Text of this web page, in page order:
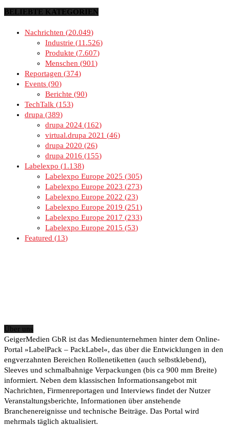
BELIEBTE KATEGORIEN
Nachrichten
20.049
Industrie
11.526
Produkte
7.607
Menschen
901
Reportagen
374
Events 90
Berichte
90
TechTalk
153
drupa
389
drupa 2024
162
virtual.drupa 2021
46
drupa 2020
26
drupa 2016
155
Labelexpo
1.138
Labelexpo Europe 2025
305
Labelexpo Europe 2023
273
Labelexpo Europe 2022
23
Labelexpo Europe 2019
251
Labelexpo Europe 2017
233
Labelexpo Europe 2015
53
Featured
13
Über uns
GeigerMedien GbR ist das Medienunternehmen hinter dem Online-
Portal »LabelPack – PackLabel«, das über die Entwicklungen in den
engverzahnten Bereichen Rollenetiketten (auch selbstklebend),
Sleeves und schmalbahnige Verpackungen (bis ca 900 mm Breite)
informiert. Neben dem klassischen Informationsangebot mit
Nachrichten, Firmenreportagen und Interviews findet der Nutzer
Veranstaltungsberichte, Informationen über anstehende
Branchenereignisse und technische Beiträge. Das Portal wird
mehrmals täglich aktualisiert.